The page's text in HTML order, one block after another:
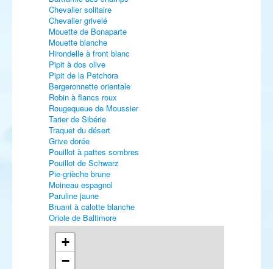
Chevalier solitaire
Chevalier grivelé
Mouette de Bonaparte
Mouette blanche
Hirondelle à front blanc
Pipit à dos olive
Pipit de la Petchora
Bergeronnette orientale
Robin à flancs roux
Rougequeue de Moussier
Tarier de Sibérie
Traquet du désert
Grive dorée
Pouillot à pattes sombres
Pouillot de Schwarz
Pie-grièche brune
Moineau espagnol
Paruline jaune
Bruant à calotte blanche
Oriole de Baltimore
+
−